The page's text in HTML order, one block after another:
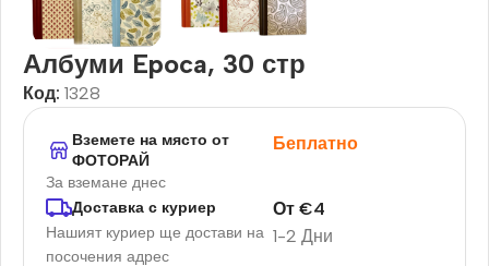
Албуми Epoca, 30 стр
Код: 1328
Вземете на място от
ФОТОРАЙ
За вземане днес
Беплатно
Доставка с куриер
Нашият куриер ще достави на
посочения адрес
1-2 Дни
От€4